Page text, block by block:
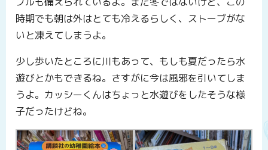
時期でも朝は外はとても冷えるらしく、ストーブがな
いと凍えてしまうよ。
少し歩いたところに川もあって、もしも夏だったら水
遊びとかもできるね。さすがに今は風邪を引いてしま
うよ。カッシーくんはちょっと水遊びをしたそうな様
子だったけどね。